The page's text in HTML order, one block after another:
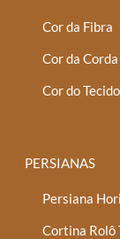
Cor da Fibra
Cor da
Cor do Tecido
PERSIANAS
Persiana
Cortina Rolô